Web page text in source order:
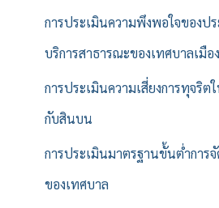
การประเมินความพึงพอใจของป
บริการสาธารณะของเทศบาลเมือ
การประเมินความเสี่ยงการทุจริต
กับสินบน
การประเมินมาตรฐานขั้นต่ำการ
ของเทศบาล